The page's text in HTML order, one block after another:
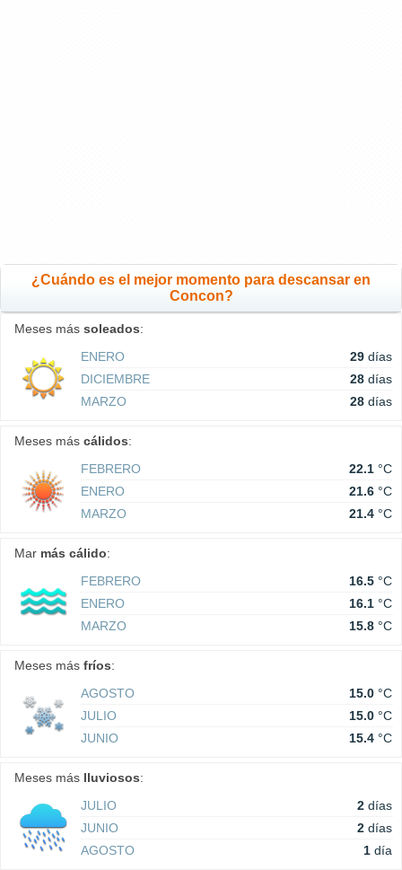
¿Cuándo es el mejor momento para descansar en
Concon?
Meses más soleados:
ENERO
29 días
DICIEMBRE
28 días
MARZO
28 días
Meses más cálidos:
FEBRERO
22.1 °C
ENERO
21.6 °C
MARZO
21.4 °C
Mar más cálido:
FEBRERO
16.5 °C
ENERO
16.1 °C
MARZO
15.8 °C
Meses más fríos:
AGOSTO
15.0 °C
JULIO
15.0 °C
JUNIO
15.4 °C
Meses más lluviosos:
JULIO
2 días
JUNIO
2 días
AGOSTO
1 día